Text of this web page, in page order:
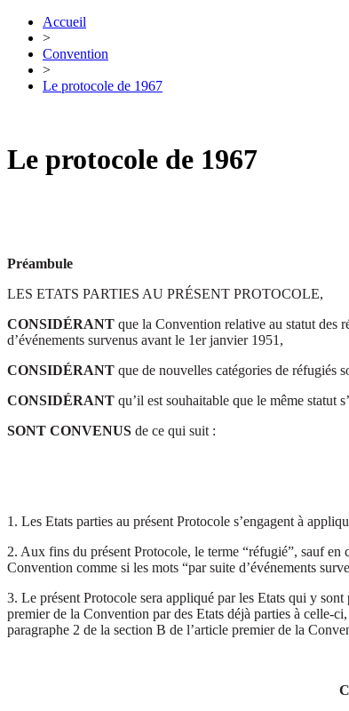
Accueil
>
Convention
>
Le protocole de 1967
Le protocole de 1967
Préambule
LES ETATS PARTIES AU PRÉSENT PROTOCOLE,
CONSIDÉRANT que la Convention relative au statut des
d’événements survenus avant le 1er janvier 1951,
CONSIDÉRANT que de nouvelles catégories de réfugiés
CONSIDÉRANT qu’il est souhaitable que le même statut
SONT CONVENUS de ce qui suit :
1. Les Etats parties au présent Protocole s’engagent à
2. Aux fins du présent Protocole, le terme “réfugié”, sauf en
Convention comme si les mots “par suite d’événements
3. Le présent Protocole sera appliqué par les Etats qui y
premier de la Convention par des Etats déjà parties à celle-
paragraphe 2 de la section B de l’article premier de la